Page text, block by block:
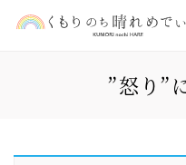
”怒り”